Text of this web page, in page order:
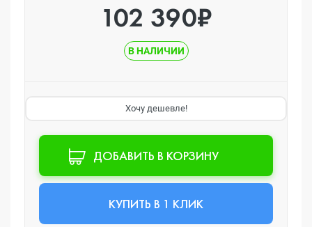
102 390₽
В НАЛИЧИИ
Хочу дешевле!
ДОБАВИТЬ В КОРЗИНУ
КУПИТЬ В 1 КЛИК